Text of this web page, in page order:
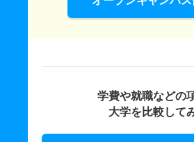
学費や就職などの
大学を比較して